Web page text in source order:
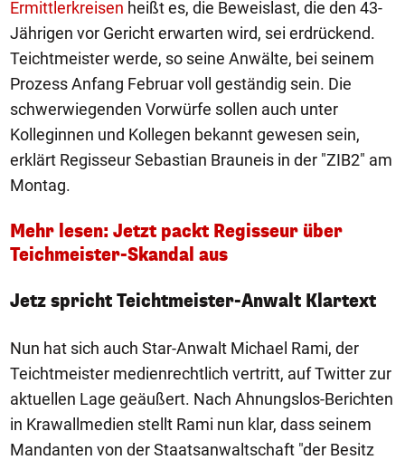
Ermittlerkreisen heißt es, die Beweislast, die den 43-
Jährigen vor Gericht erwarten wird, sei erdrückend.
Teichtmeister werde, so seine Anwälte, bei seinem
Prozess Anfang Februar voll geständig sein. Die
schwerwiegenden Vorwürfe sollen auch unter
Kolleginnen und Kollegen bekannt gewesen sein,
erklärt Regisseur Sebastian Brauneis in der "ZIB2" am
Montag.
Mehr lesen: Jetzt packt Regisseur über
Teichmeister-Skandal aus
Jetz spricht Teichtmeister-Anwalt Klartext
Nun hat sich auch Star-Anwalt Michael Rami, der
Teichtmeister medienrechtlich vertritt, auf Twitter zur
aktuellen Lage geäußert. Nach Ahnungslos-Berichten
in Krawallmedien stellt Rami nun klar, dass seinem
Mandanten von der Staatsanwaltschaft "der Besitz